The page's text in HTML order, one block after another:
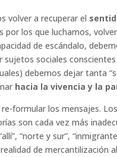
volver a recuperar el
por los que luchamos,
de escándalo,
sujetos sociales
debemos dejar tanta
hacia la vivencia y la
re-formular los mensajes.
son cada vez más
“norte y sur”,
de mercantilización